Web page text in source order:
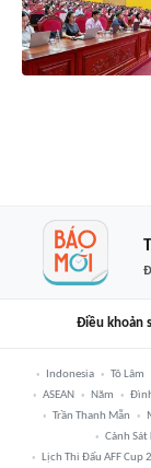
Điều khoản
Indonesia Tô Lâm
ASEAN
Năm
Trần Thanh Mẫn
Cảnh Sát
Lịch Thi Đấu AFF Cup